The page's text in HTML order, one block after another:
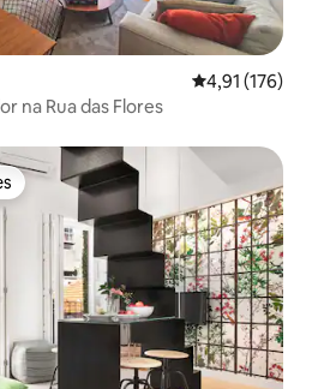
Classificação
4,91 (176)
na Rua das Flores
mais apreciados